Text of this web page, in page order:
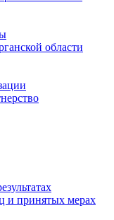
области
и принятых мерах